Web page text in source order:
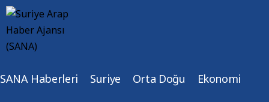
SANA Haberleri Suriye Orta Doğu Ekonomi